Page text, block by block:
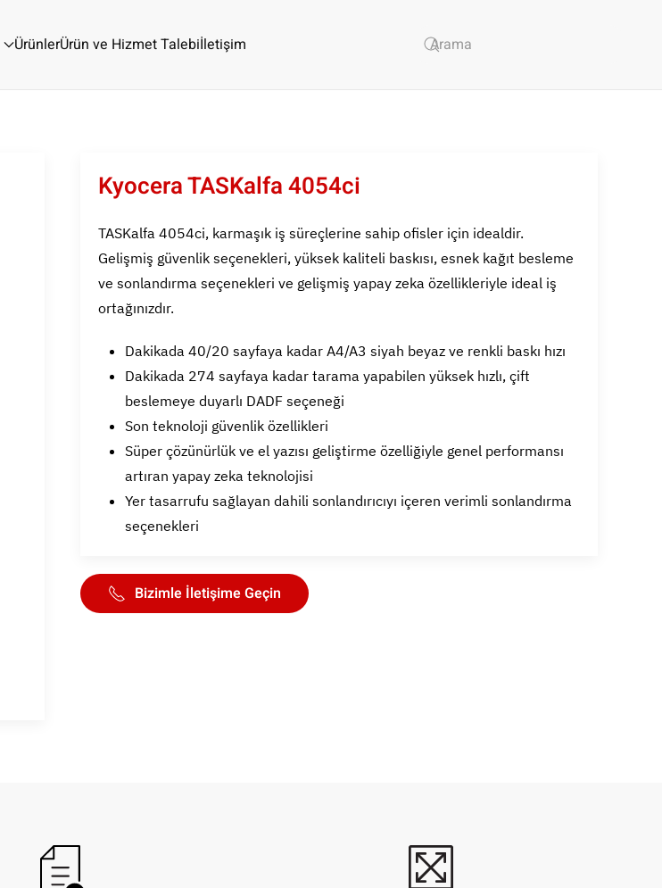
ÜrünlerÜrün ve Hizmet Talebiİletişim
Kyocera TASKalfa 4054ci
TASKalfa 4054ci, karmaşık iş süreçlerine sahip ofisler için idealdir.
Gelişmiş güvenlik seçenekleri, yüksek kaliteli baskısı, esnek kağıt besleme
ve sonlandırma seçenekleri ve gelişmiş yapay zeka özellikleriyle ideal iş
ortağınızdır.
Dakikada 40/20 sayfaya kadar A4/A3 siyah beyaz ve renkli baskı hızı
Dakikada 274 sayfaya kadar tarama yapabilen yüksek hızlı, çift
beslemeye duyarlı DADF seçeneği
Son teknoloji güvenlik özellikleri
Süper çözünürlük ve el yazısı geliştirme özelliğiyle genel performansı
artıran yapay zeka teknolojisi
Yer tasarrufu sağlayan dahili sonlandırıcıyı içeren verimli sonlandırma
seçenekleri
Bizimle İletişime Geçin